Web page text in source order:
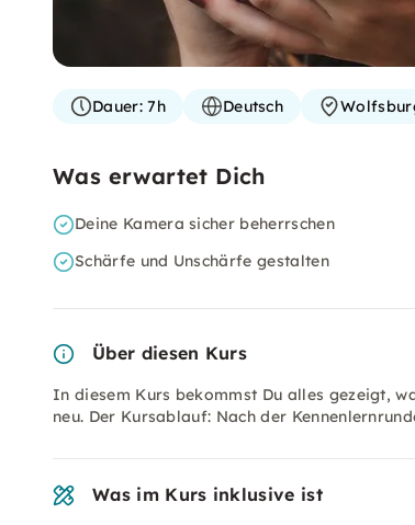
Dauer:7h Deutsch
Was erwartet Dich
Deine Kamera sicher beherrschen
Schärfe und Unschärfe gestalten
Über diesen Kurs
In diesem Kurs bekommst Du alles gezeigt,
neu. Der Kursablauf: Nach der
Was im Kurs inklusive ist